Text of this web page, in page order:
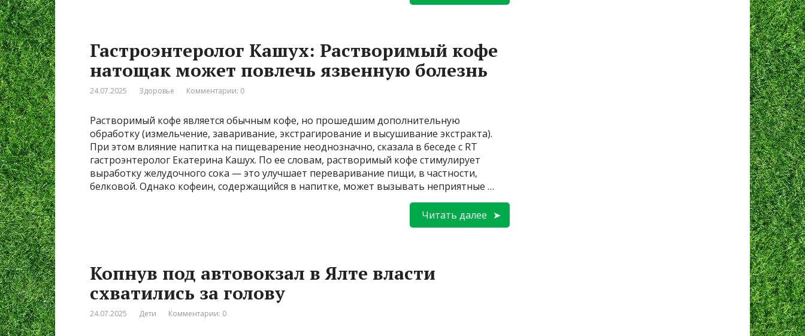
Гастроэнтеролог Кашух: Растворимый кофе
натощак может повлечь язвенную болезнь
24.07.2025 Здоровье Комментарии: 0
Растворимый кофе является обычным кофе, но прошедшим дополнительную
обработку (измельчение, заваривание, экстрагирование и высушивание экстракта).
При этом влияние напитка на пищеварение неоднозначно, сказала в беседе с RT
гастроэнтеролог Екатерина Кашух. По ее словам, растворимый кофе стимулирует
выработку желудочного сока — это улучшает переваривание пищи, в частности,
белковой. Однако кофеин, содержащийся в напитке, может вызывать неприятные …
Читать далее
Копнув под автовокзал в Ялте власти
схватились за голову
24.07.2025 Дети Комментарии: 0